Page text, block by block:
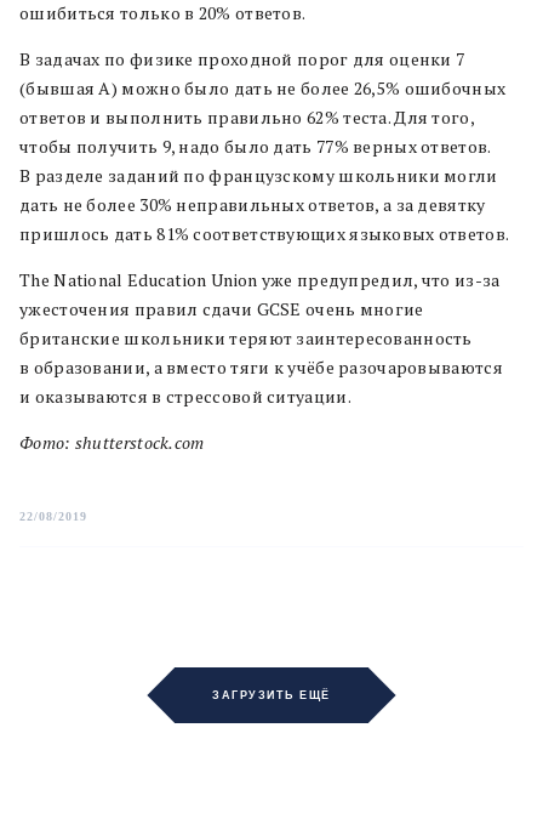
ошибиться только в 20% ответов.
В задачах по физике проходной порог для оценки 7
(бывшая A) можно было дать не более 26,5% ошибочных
ответов и выполнить правильно 62% теста. Для того,
чтобы получить 9, надо было дать 77% верных ответов.
В разделе заданий по французскому школьники могли
дать не более 30% неправильных ответов, а за девятку
пришлось дать 81% соответствующих языковых ответов.
The National Education Union уже предупредил, что из-за
ужесточения правил сдачи GCSE очень многие
британские школьники теряют заинтересованность
в образовании, а вместо тяги к учёбе разочаровываются
и оказываются в стрессовой ситуации.
Фото: shutterstock.com
22/08/2019
ЗАГРУЗИТЬ ЕЩЁ